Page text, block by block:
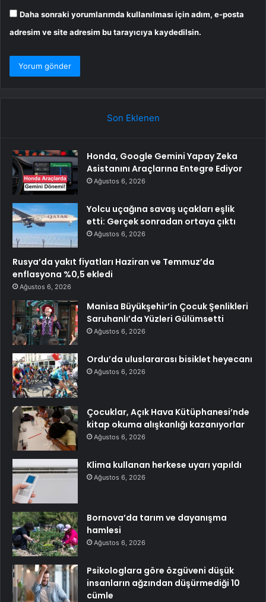
Daha sonraki yorumlarımda kullanılması için adım, e-posta
adresim ve site adresim bu tarayıcıya kaydedilsin.
Son Eklenen
Honda, Google Gemini Yapay Zeka
Asistanını Araçlarına Entegre Ediyor
Ağustos 6, 2026
Yolcu uçağına savaş uçakları eşlik
etti: Gerçek sonradan ortaya çıktı
Ağustos 6, 2026
Rusya’da yakıt fiyatları Haziran ve Temmuz’da
enflasyona %0,5 ekledi
Ağustos 6, 2026
Manisa Büyükşehir’in Çocuk Şenlikleri
Saruhanlı’da Yüzleri Gülümsetti
Ağustos 6, 2026
Ordu’da uluslararası bisiklet heyecanı
Ağustos 6, 2026
Çocuklar, Açık Hava Kütüphanesi’nde
kitap okuma alışkanlığı kazanıyorlar
Ağustos 6, 2026
Klima kullanan herkese uyarı yapıldı
Ağustos 6, 2026
Bornova’da tarım ve dayanışma
hamlesi
Ağustos 6, 2026
Psikologlara göre özgüveni düşük
insanların ağzından düşürmediği 10
cümle